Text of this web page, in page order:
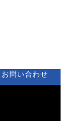
お問い合わせ